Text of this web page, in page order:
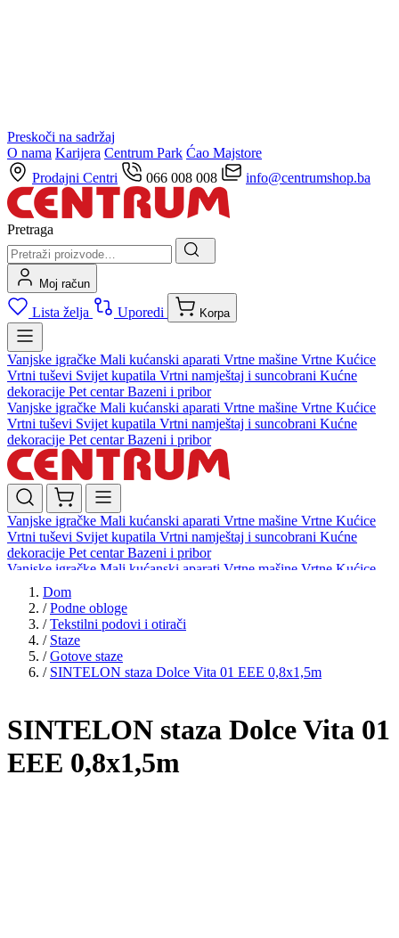
Preskoči na sadržaj
O nama Karijera Centrum Park Ćao Majstore
Prodajni Centri
066 008 008 info@centrumshop.ba
Pretraga
Moj račun
Lista želja Uporedi Korpa
Vanjske igračke Mali kućanski aparati Vrtne mašine Vrtne Kućice
Vrtni tuševi Svijet kupatila Vrtni namještaj i suncobrani Kućne
dekoracije Pet centarBazeni i pribor
Vanjske igračke Mali kućanski aparati Vrtne mašine Vrtne Kućice
Vrtni tuševi Svijet kupatila Vrtni namještaj i suncobrani Kućne
dekoracije Pet centarBazeni i pribor
Vanjske igračke Mali kućanski aparati Vrtne mašine Vrtne Kućice
Vrtni tuševi Svijet kupatila Vrtni namještaj i suncobrani Kućne
dekoracije Pet centarBazeni i pribor
Vanjske igračke Mali kućanski aparati Vrtne mašine Vrtne Kućice
Vrtni tuševi
dekoracijePet centar
Dom
/ Podne obloge
/ Tekstilni podovi i otirači
/ Staze
/ Gotove staze
/ SINTELON staza Dolce Vita 01 EEE 0,8x1,5m
SINTELON staza Dolce Vita 01
EEE 0,8x1,5m